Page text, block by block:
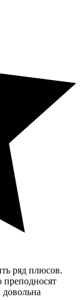
ряд плюсов.
преподносят